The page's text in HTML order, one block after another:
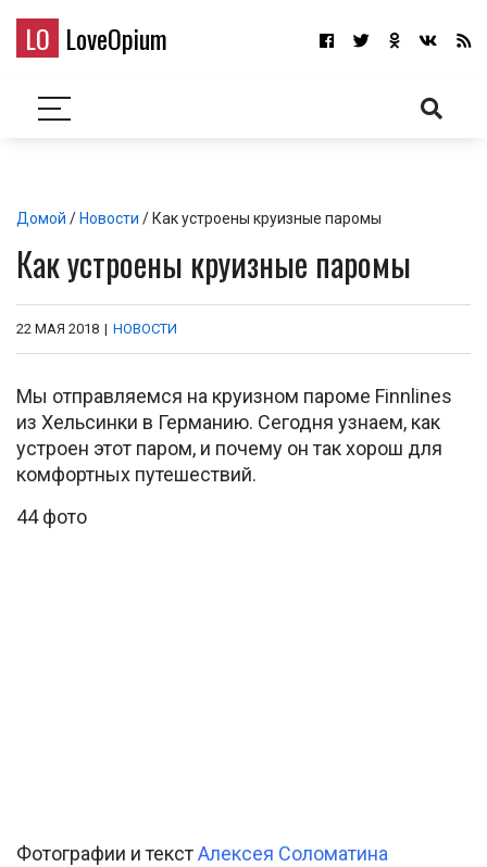
LO LoveOpium
Домой / Новости / Как устроены круизные паромы
Как устроены круизные паромы
22 МАЯ 2018 | НОВОСТИ
Мы отправляемся на круизном пароме Finnlines
из Хельсинки в Германию. Сегодня узнаем, как
устроен этот паром, и почему он так хорош для
комфортных путешествий.
44 фото
Фотографии и текстАлексея Соломатина